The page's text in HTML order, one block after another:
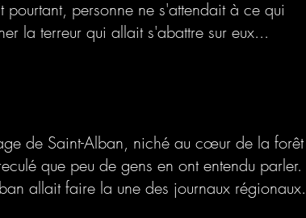
pourtant, personne ne s'attendait à ce qui
la terreur qui allait s'abattre sur eux...
de Saint-Alban, niché au cœur de la forêt
que peu de gens en ont entendu parler.
allait faire la une des journaux régionaux.